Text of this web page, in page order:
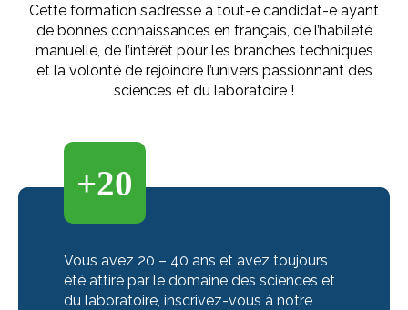
Cette formation s’adresse à tout-e candidat-e ayant
de bonnes connaissances en français, de l’habileté
manuelle, de l’intérêt pour les branches techniques
et la volonté de rejoindre l’univers passionnant des
sciences et du laboratoire !
Vous avez 20 – 40 ans et avez toujours
été attiré par le domaine des sciences et
du laboratoire, inscrivez-vous à notre